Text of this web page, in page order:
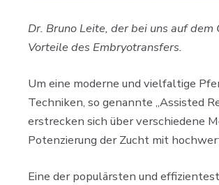
Dr. Bruno Leite, der bei uns auf
Vorteile des Embryotransfers.
Um eine moderne und vielfaltige
Techniken, so genannte „Assisted
erstrecken sich über verschiedene
Potenzierung der Zucht mit
Eine der populärsten und